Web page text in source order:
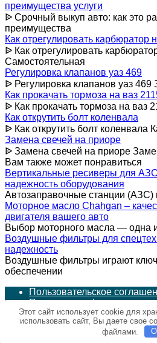
преимущества услуги
ᐉ Срочный выкуп авто: как это
преимущества
Как отрегулировать карбюратор
ᐉ Как отрегулировать
Самостоятельная
Регулировка клапанов уаз 469
ᐉ Регулировка клапанов уаз 469
Как прокачать тормоза на ваз
ᐉ Как прокачать тормоза на ваз
Как открутить болт коленвала
ᐉ Как открутить болт коленвала
Замена свечей на приоре
ᐉ Замена свечей на приоре
Вам также может понравиться
Вертикальные ресиверы для АЗС
надежность оборудования
Автозаправочные станции (АЗС)
Моторное масло Chahgan –
двигателя вашего авто
Выбор моторного масла — одна
Воздушные фильтры для
надежность
Воздушные фильтры играют
обеспечении
Пользовательское
Политика
© 2026 avtochehol.su
Этот сайт использует cookie для
использовать сайт, Вы даете свое
файлами.